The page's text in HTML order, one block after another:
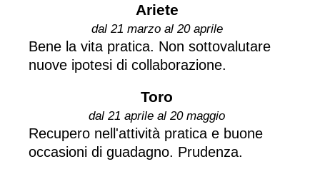
Ariete
dal 21 marzo al 20 aprile
Bene la vita pratica. Non sottovalutare
nuove ipotesi di collaborazione.
Toro
dal 21 aprile al 20 maggio
Recupero nell'attività pratica e buone
occasioni di guadagno. Prudenza.